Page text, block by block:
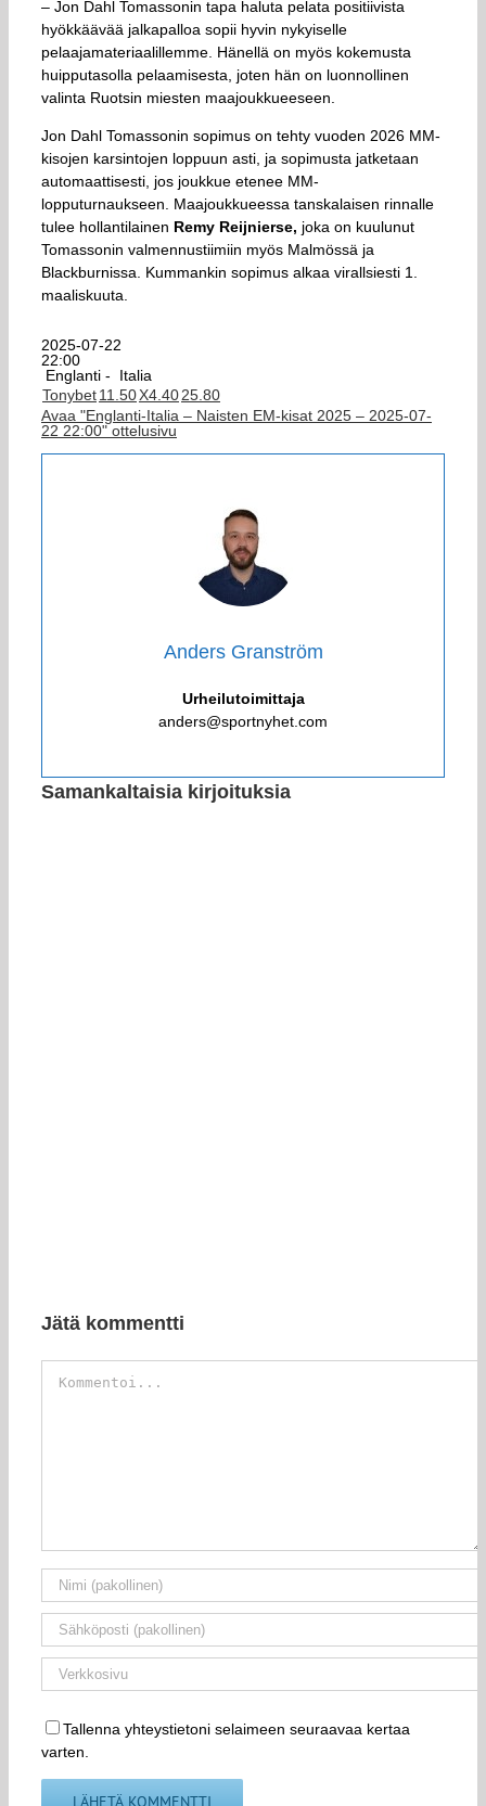
– Jon Dahl Tomassonin tapa haluta pelata positiivista
hyökkäävää jalkapalloa sopii hyvin nykyiselle
pelaajamateriaalillemme. Hänellä on myös kokemusta
huipputasolla pelaamisesta, joten hän on luonnollinen
valinta Ruotsin miesten maajoukkueeseen.
Jon Dahl Tomassonin sopimus on tehty vuoden 2026 MM-
kisojen karsintojen loppuun asti, ja sopimusta jatketaan
automaattisesti, jos joukkue etenee MM-
lopputurnaukseen. Maajoukkueessa tanskalaisen rinnalle
tulee hollantilainen Remy Reijnierse, joka on kuulunut
Tomassonin valmennustiimiin myös Malmössä ja
Blackburnissa. Kummankin sopimus alkaa virallsiesti 1.
maaliskuuta.
2025-07-22
22:00
Englanti -
Italia
Tonybet11.50X4.4025.80
Avaa "Englanti-Italia – Naisten EM-kisat 2025 – 2025-07-
22 22:00" ottelusivu
Anders Granström
Urheilutoimittaja
anders@sportnyhet.com
Samankaltaisia kirjoituksia
Jätä kommentti
Tallenna yhteystietoni selaimeen seuraavaa kertaa
varten.